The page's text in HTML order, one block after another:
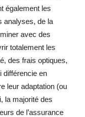
également les
analyses, de la
avec des
totalement les
des frais optiques,
en
leur adaptation (ou
la majorité des
de l’assurance